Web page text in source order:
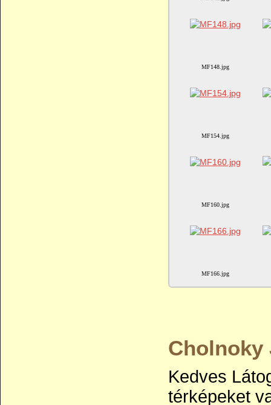
MF148.jpg
MF154.jpg
MF160.jpg
MF166.jpg
Cholnoky
Kedves
térképeket